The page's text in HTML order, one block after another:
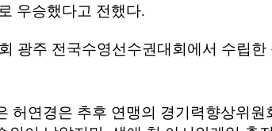
우승했다고 전했다.
회 광주 전국수영선수권대회에서 수립한
허연경은 추후 연맹의 경기력향상위